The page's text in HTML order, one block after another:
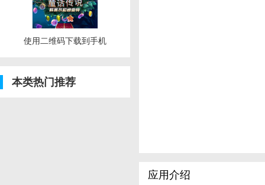
使用二维码下载到手机
本类热门推荐
应用介绍